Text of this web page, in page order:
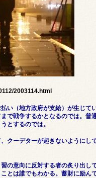
2003114.html
い（地方政府が支給）が生じて
で戦争するかとなるのでは。普
とするのでは。
クーデターが起きないようにし
の意向に反対する者の炙り出し
とは誰でもわかる。蓄財に励ん